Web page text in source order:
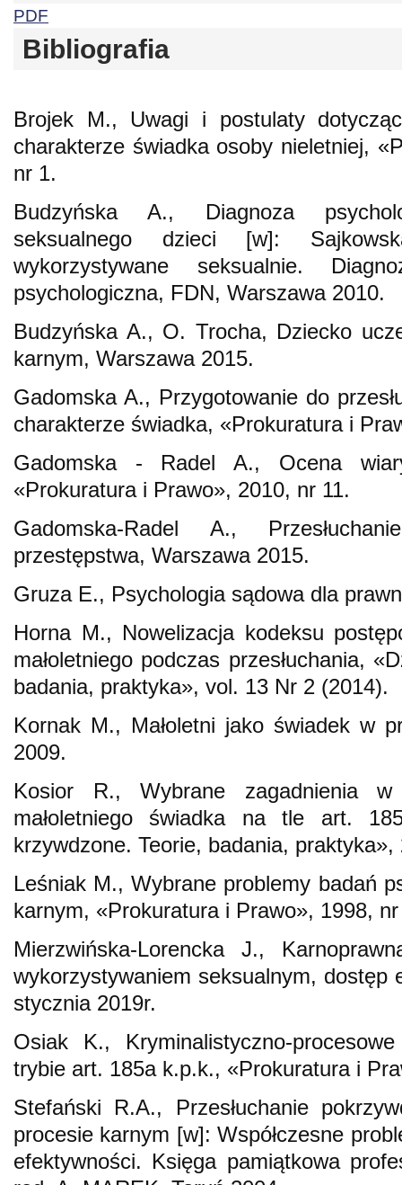
PDF
Bibliografia
Brojek M., Uwagi i postulaty
charakterze świadka osoby nieletniej,
nr 1.
Budzyńska A., Diagnoza
seksualnego dzieci [w]:
wykorzystywane seksualnie.
psychologiczna, FDN, Warszawa 2010.
Budzyńska A., O. Trocha, Dziecko
karnym, Warszawa 2015.
Gadomska A., Przygotowanie do
charakterze świadka, «Prokuratura i
Gadomska - Radel A., Ocena
«Prokuratura i Prawo», 2010, nr 11.
Gadomska-Radel A.,
przestępstwa, Warszawa 2015.
Gruza E., Psychologia sądowa dla
Horna M., Nowelizacja kodeksu
małoletniego podczas przesłuchania,
badania, praktyka», vol. 13 Nr 2 (2014).
Kornak M., Małoletni jako świadek w
2009.
Kosior R., Wybrane zagadnienia w
małoletniego świadka na tle art.
krzywdzone. Teorie, badania, praktyka»,
Leśniak M., Wybrane problemy badań
karnym, «Prokuratura i Prawo», 1998,
Mierzwińska-Lorencka J.,
wykorzystywaniem seksualnym, dostęp
stycznia 2019r.
Osiak K., Kryminalistyczno-
trybie art. 185a k.p.k., «Prokuratura i
Stefański R.A., Przesłuchanie
procesie karnym [w]: Współczesne
efektywności. Księga pamiątkowa